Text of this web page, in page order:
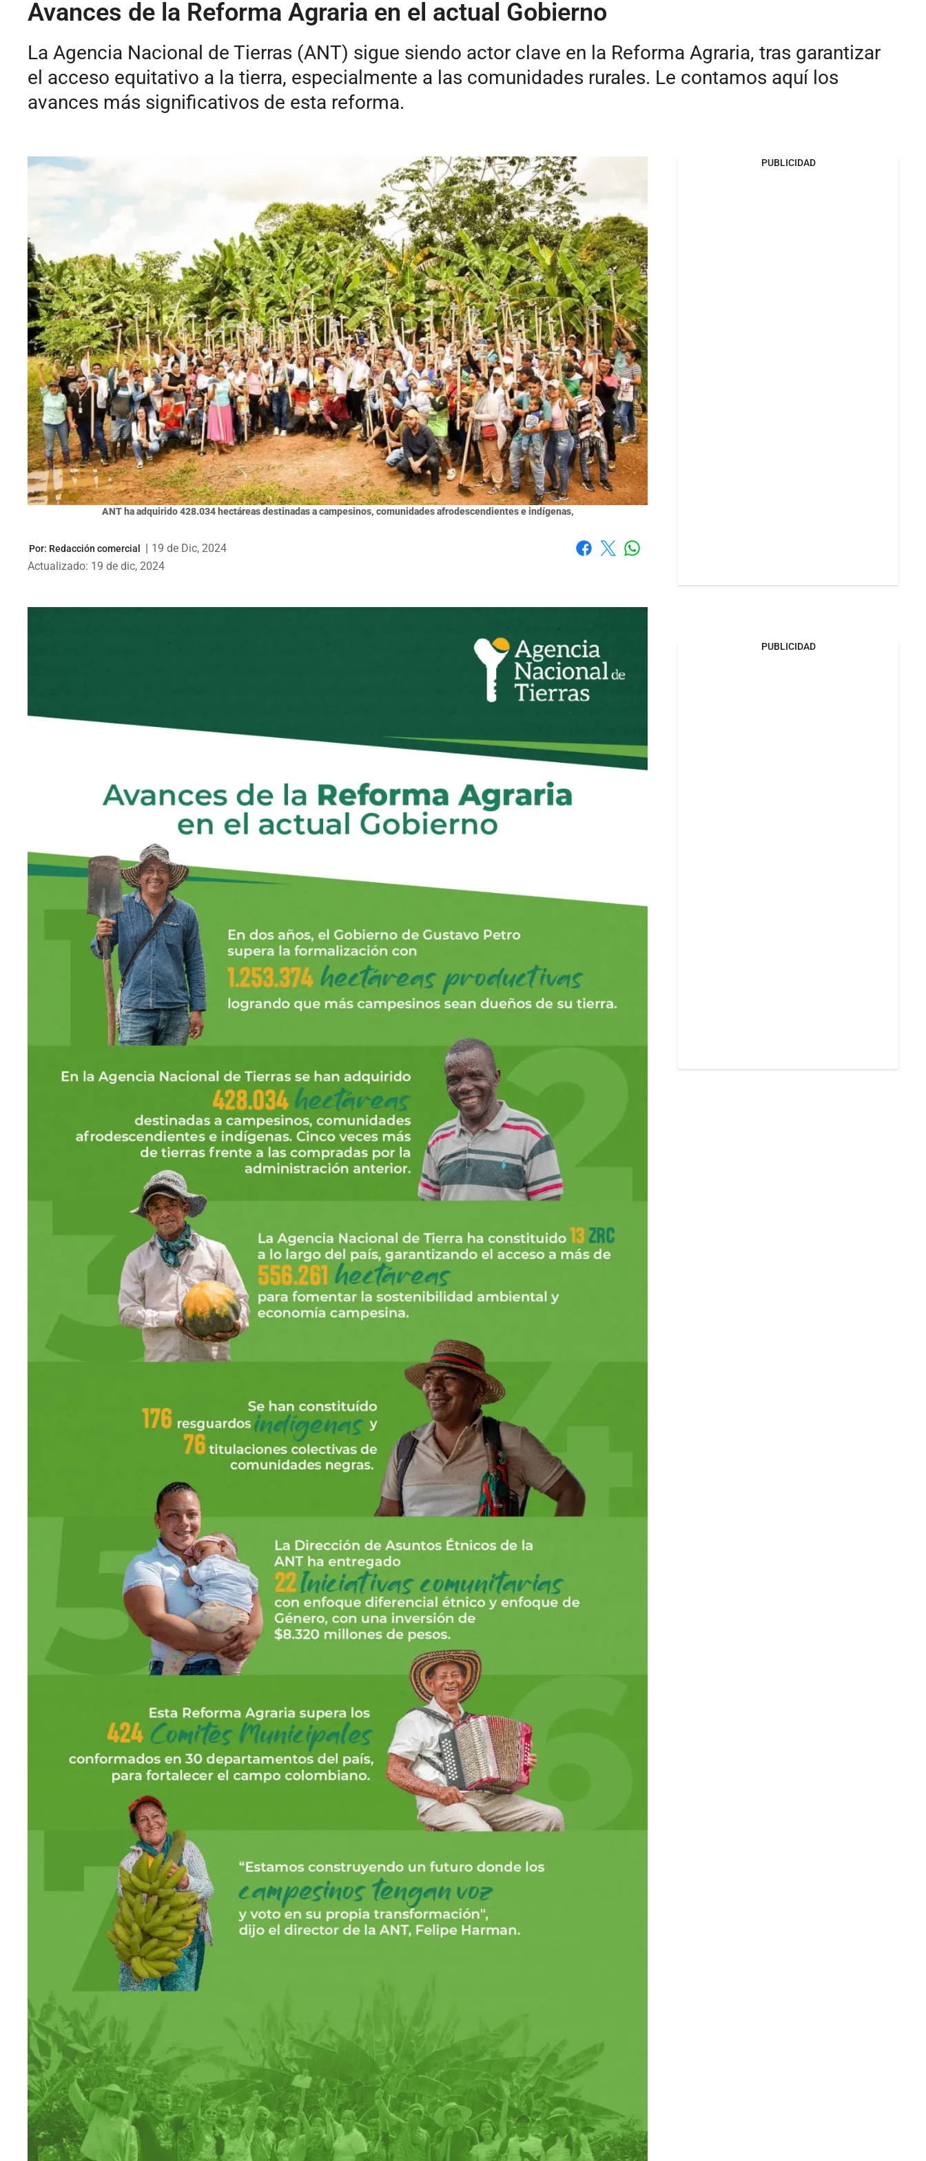
Avances de la Reforma Agraria en el actual Gobierno
La Agencia Nacional de Tierras (ANT) sigue siendo actor clave en la Reforma Agraria, tras garantizar
el acceso equitativo a la tierra, especialmente a las comunidades rurales. Le contamos aquí los
avances más significativos de esta reforma.
ANT ha adquirido 428.034 hectáreas destinadas a campesinos, comunidades afrodescendientes e indígenas,
Por: Redacción comercial | 19 de Dic, 2024
Actualizado: 19 de dic, 2024
PUBLICIDAD
PUBLICIDAD